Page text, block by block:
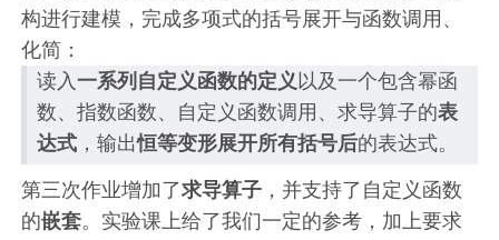
构进行建模，完成多项式的括号展开与函数调用、
化简：
读入一系列自定义函数的定义 以及一个包含幂函
数、指数函数、自定义函数调用、求导算子的表
达式 ，输出恒等变形展开所有括号后的表达式。
第三次作业增加了求导算子 ，并支持了自定义函数
的嵌套。实验课上给了我们一定的参考，加上要求